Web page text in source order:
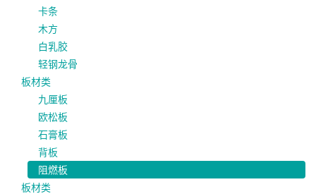
卡条
木方
白乳胶
轻钢龙骨
板材类
九厘板
欧松板
石膏板
背板
阻燃板
板材类